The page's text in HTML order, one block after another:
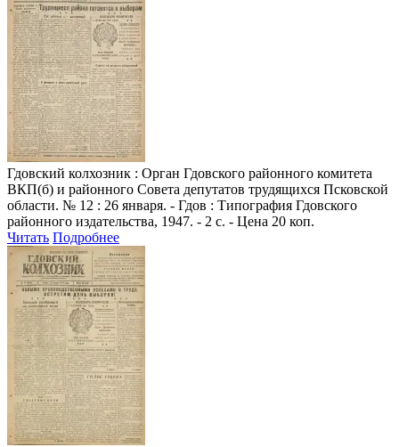
Гдовский колхозник : Орган Гдовского районного комитета
ВКП(б) и районного Совета депутатов трудящихся Псковской
области. № 12 : 26 января. - Гдов : Типография Гдовского
районного издательства, 1947. - 2 с. - Цена 20 коп.
Читать Подробнее